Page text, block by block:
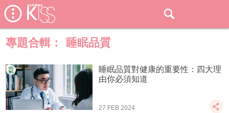
專題合輯： 睡眠品質
睡眠品質對健康的重要性：四大理
由你必須知道
27 FEB 2024